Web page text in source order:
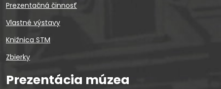
Prezentačná činnosť
Vlastné výstavy
Knižnica STM
Zbierky
Prezentácia múzea